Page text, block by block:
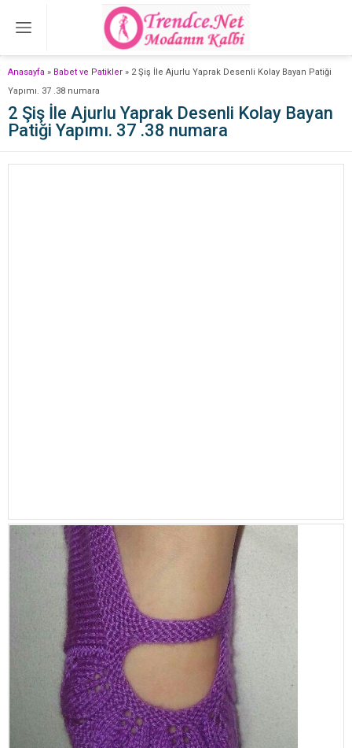
Anasayfa » Babet ve Patikler » 2 Şiş İle Ajurlu Yaprak Desenli Kolay Bayan Patiği
Yapımı. 37 .38 numara
2 Şiş İle Ajurlu Yaprak Desenli Kolay Bayan
Patiği Yapımı. 37 .38 numara